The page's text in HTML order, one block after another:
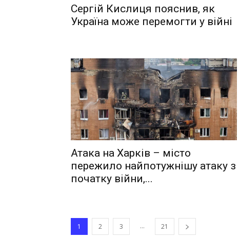
Сергій Кислиця пояснив, як
Україна може перемогти у війні
Атака на Харків – місто
пережило найпотужнішу атаку з
початку війни,...
1 2 3 ... 21